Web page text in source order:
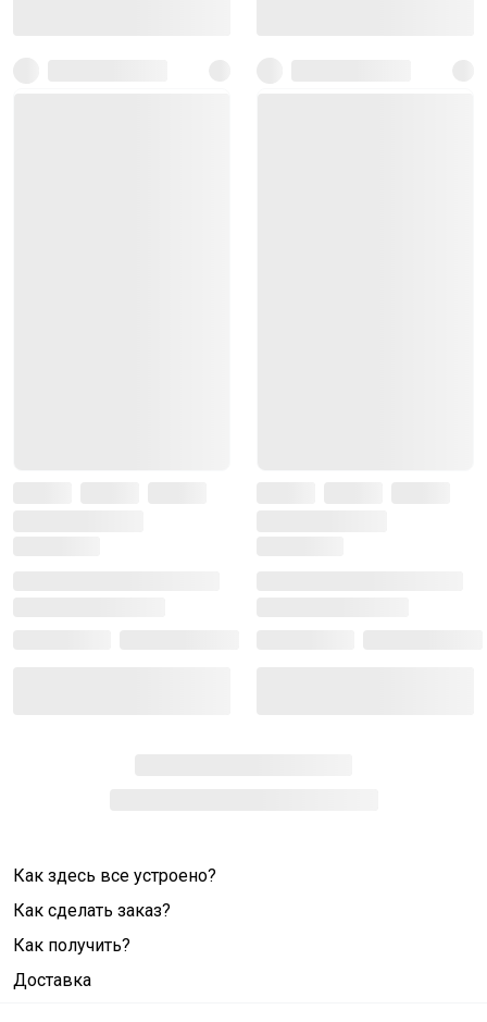
Как здесь все устроено?
Как сделать заказ?
Как получить?
Доставка